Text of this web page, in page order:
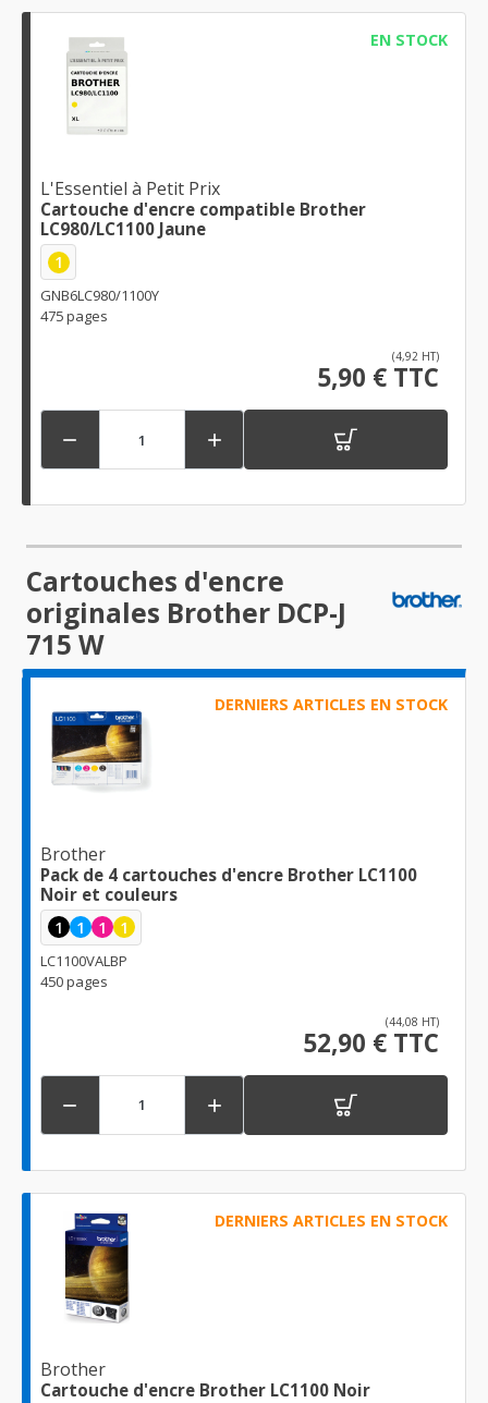
EN STOCK
L'Essentiel à Petit Prix
Cartouche d'encre compatible Brother
LC980/LC1100 Jaune
1
GNB6LC980/1100Y
475 pages
(4,92 HT)
5,90 € TTC
 
Cartouches d'encre
originales Brother DCP-J
715 W
DERNIERS ARTICLES EN STOCK
Brother
Pack de 4 cartouches d'encre Brother LC1100
Noir et couleurs
1 1 1 1
LC1100VALBP
450 pages
(44,08 HT)
52,90 € TTC
 
DERNIERS ARTICLES EN STOCK
Brother
Cartouche d'encre Brother LC1100 Noir